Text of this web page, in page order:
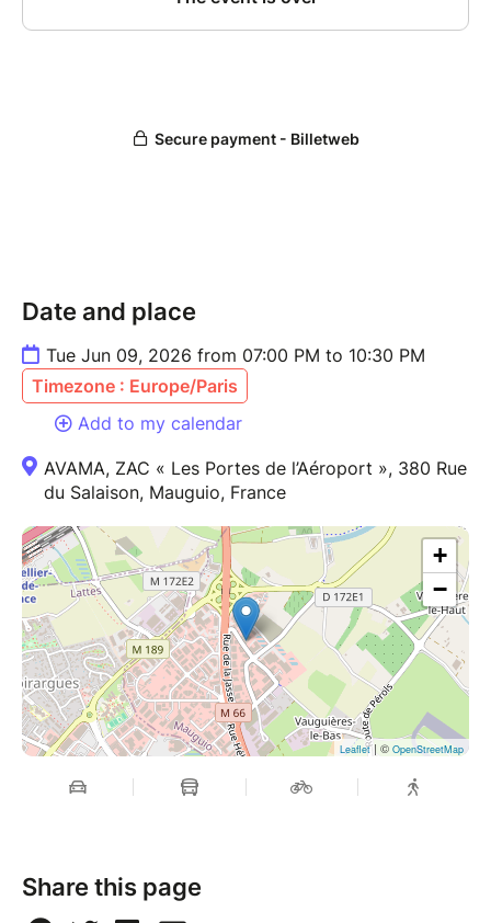
Date and place
Tue Jun 09, 2026 from 07:00 PM to 10:30 PM
Timezone : Europe/Paris
Add to my calendar
AVAMA, ZAC « Les Portes de l’Aéroport », 380 Rue
du Salaison, Mauguio, France
+
−
Leaflet| © OpenStreetMap
Share this page